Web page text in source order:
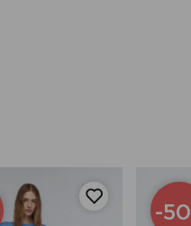
-50